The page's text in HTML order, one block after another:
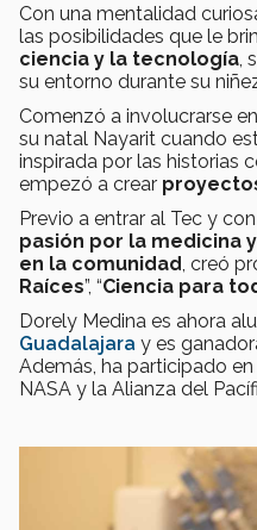
Con una mentalidad
las posibilidades que le
ciencia y la tecnología ,
su entorno durante su
Comenzó a involucrarse
su natal Nayarit cuando
inspirada por las historias
empezó a crear
Previo a entrar al Tec y
pasión por la medicina
en la comunidad , creó
Raíces”, “Ciencia para
Dorely Medina es ahora
Guadalajara y es
Además, ha participado
NASA y la Alianza del